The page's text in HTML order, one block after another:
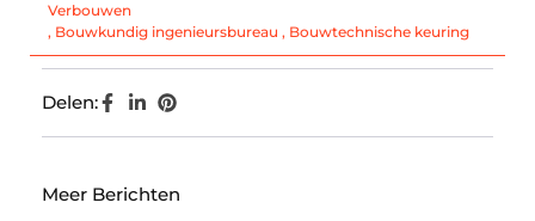
Verbouwen
, Bouwkundig ingenieursbureau , Bouwtechnische keuring
Delen:
Meer Berichten